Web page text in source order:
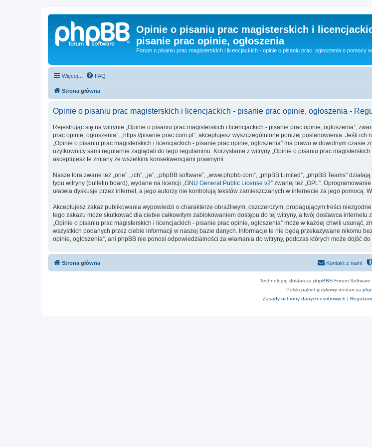
Opinie o pisaniu prac magisterskich i
pisanie prac opinie, ogłoszenia
Forum o pisaniu prac magisterskich i licencjackich - opinie o pisaniu prac, ogłoszenia o pomocy
Więcej… FAQ
Strona główna
Opinie o pisaniu prac magisterskich i licencjackich - pisanie prac opinie, ogłoszenia -
Rejestrując się na witrynie „Opinie o pisaniu prac magisterskich i licencjackich - pisanie prac opinie, ogłoszenia”,
prac opinie, ogłoszenia”, „https://pisanie.prac.com.pl”, akceptujesz wyszczególnione poniżej postanowienia. Jeśli
„Opinie o pisaniu prac magisterskich i licencjackich - pisanie prac opinie, ogłoszenia” ma prawo w dowolnym
użytkownicy sami regularnie zaglądali do tego regulaminu. Korzystanie z witryny „Opinie o pisaniu prac
akceptujesz te zmiany ze wszelkimi konsekwencjami prawnymi.
Nasze fora zwane też „one”, „ich”, „je”, „phpBB software”, „www.phpbb.com”, „phpBB Limited”, „phpBB Teams”
typu witryny (bulletin board), wydane na licencji „ GNU General Public License v2” zwanej też „GPL”.
ułatwia dyskusje przez internet, a jego autorzy nie kontrolują tekstów zamieszczanych w internecie za jego pomocą.
Akceptujesz zakaz publikowania wypowiedzi o charakterze obraźliwym, oszczerczym, propagującym treści
tego zakazu może skutkować dla ciebie całkowitym zablokowaniem dostępu do tej witryny, a twój dostawca
„Opinie o pisaniu prac magisterskich i licencjackich - pisanie prac opinie, ogłoszenia” może w każdej chwili
wszystkich podanych przez ciebie informacji w naszej bazie danych. Informacje te nie będą przekazywane nikomu
opinie, ogłoszenia”, ani phpBB nie ponosi odpowiedzialności za włamania do witryny, podczas których może dojść do
Strona główna Kontakt z nami
Technologię dostarcza phpBB® Forum
Polski pakiet językowy dostarcza
Zasady ochrony danych osobowych |